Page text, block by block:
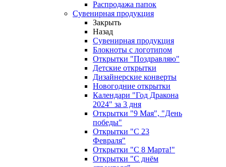
Распродажа папок
Сувенирная продукция
Закрыть
Назад
Сувенирная продукция
Блокноты с логотипом
Открытки "Поздравляю"
Детские открытки
Дизайнерские конверты
Новогодние открытки
Календари "Год Дракона
2024" за 3 дня
Открытки "9 Мая", "День
победы"
Открытки "С 23
Февраля"
Открытки "С 8 Марта!"
Открытки "С днём